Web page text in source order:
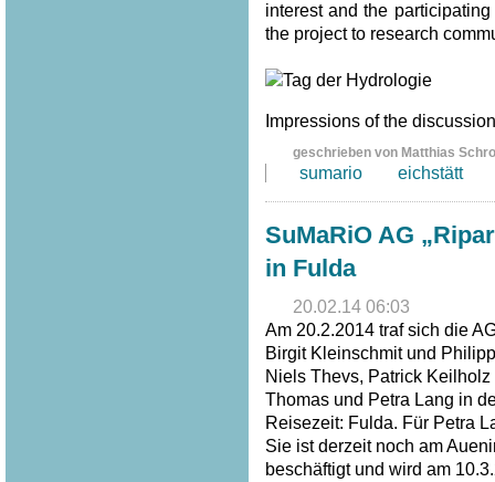
interest and the
the project to research
Impressions of the
geschrieben von Matthias
sumario eichstätt
SuMaRiO AG
in Fulda
20.02.14 06:03
Am 20.2.2014 traf sich die
Birgit Kleinschmit und
Niels Thevs, Patrick
Thomas und Petra Lang in
Reisezeit: Fulda. Für Petra
Sie ist derzeit noch am
beschäftigt und wird am